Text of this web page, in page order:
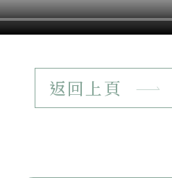
返回上頁